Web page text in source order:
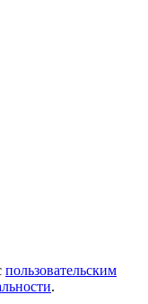
пользовательским
.